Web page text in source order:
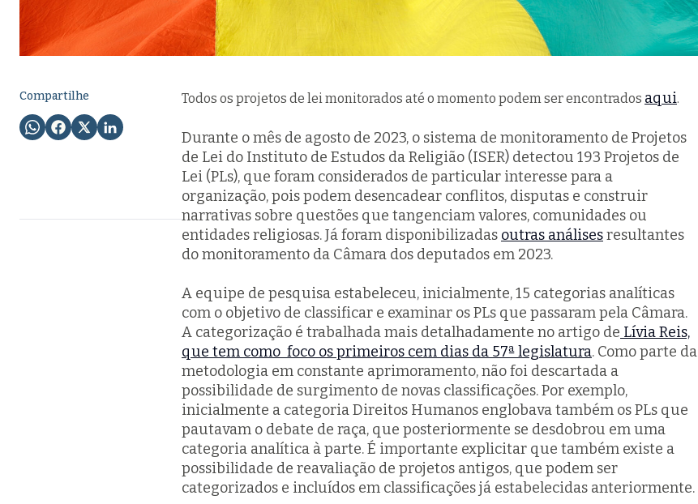
Compartilhe Todos os projetos de lei monitorados até o momento podem ser encontrados aqui.
Durante o mês de agosto de 2023, o sistema de monitoramento de Projetos
de Lei do Instituto de Estudos da Religião (ISER) detectou 193 Projetos de
Lei (PLs), que foram considerados de particular interesse para a
organização, pois podem desencadear conflitos, disputas e construir
narrativas sobre questões que tangenciam valores, comunidades ou
entidades religiosas. Já foram disponibilizadas outras análisesresultantes
do monitoramento da Câmara dos deputados em 2023.
A equipe de pesquisa estabeleceu, inicialmente, 15 categorias analíticas
com o objetivo de classificar e examinar os PLs que passaram pela Câmara.
A categorização é trabalhada mais detalhadamente no artigo de Lívia Reis,
que tem como foco os primeiros cem dias da 57ª legislatura. Como parte da
metodologia em constante aprimoramento, não foi descartada a
possibilidade de surgimento de novas classificações. Por exemplo,
inicialmente a categoria Direitos Humanos englobava também os PLs que
pautavam o debate de raça, que posteriormente se desdobrou em uma
categoria analítica à parte. É importante explicitar que também existe a
possibilidade de reavaliação de projetos antigos, que podem ser
categorizados e incluídos em classificações já estabelecidas anteriormente.